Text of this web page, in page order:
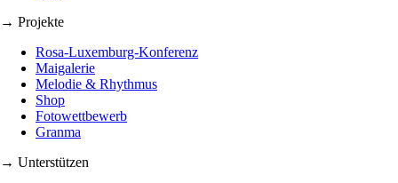
→ Projekte
Rosa-Luxemburg-Konferenz
Maigalerie
Melodie & Rhythmus
Shop
Fotowettbewerb
Granma
→ Unterstützen